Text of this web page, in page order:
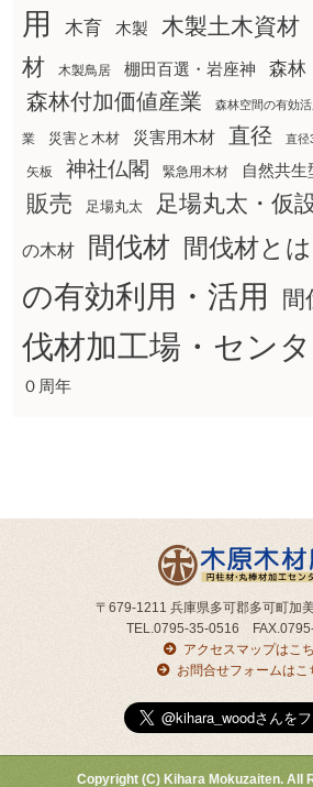
用
木育 木製 木製土木資材
材
木製鳥居 棚田百選・岩座神 森林
森林付加価値産業 森林空間の有効活
業 災害と木材 災害用木材 直径 直径
矢板 神社仏閣 緊急用木材 自然共生
販売 足場丸太 足場丸太・仮
の木材 間伐材 間伐材とは
の有効利用・活用
間
伐材加工場・セン
０周年
〒679-1211 兵庫県多可郡多可町加
TEL.0795-35-0516
アクセスマップはこ
お問合せフォームはこ
Copyright (C) Kihara Mokuzaiten. All